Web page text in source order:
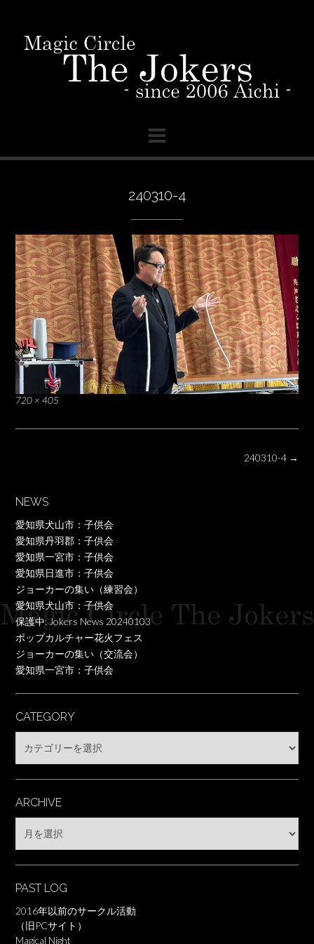
content
240310-4
Full
720 × 405
240310-4 →
NEWS
愛知県犬山市：子供会
愛知県丹羽郡：子供会
愛知県一宮市：子供会
愛知県日進市：子供会
ジョーカーの集い（練習会）
愛知県犬山市：子供会
保護中: Jokers News 20240103
ポップカルチャー花火フェス
ジョーカーの集い（交流会）
愛知県一宮市：子供会
CATEGORY
ARCHIVE
PAST LOG
2016年以前のサークル活動
（旧PCサイト）
Magical Night